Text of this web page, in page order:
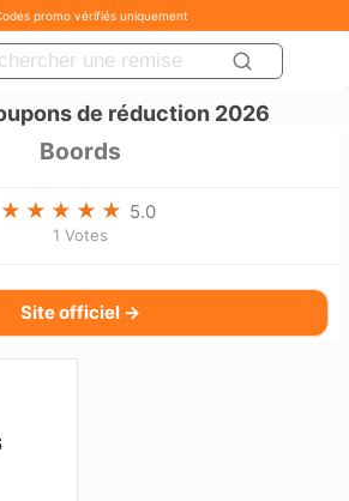
promo vérifiés uniquement
de réduction 2026
Boords
5.0
1 Votes
Site officiel →